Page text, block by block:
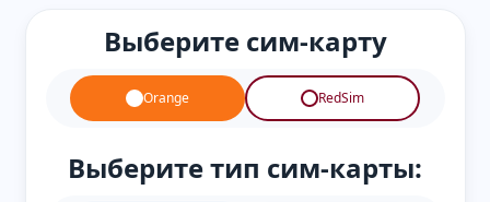
Выберите сим-карту
Orange RedSim
Выберите тип сим-карты: